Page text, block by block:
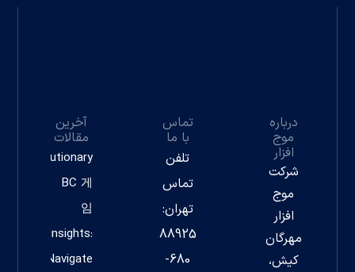
درباره
موج
افزار
شرکت
موج
افزار
مهرگان
کیش،
تماس
با ما
تلفن
تماس
تهران:
88925
680-
آخرین
مقالات
Revolutionary
BC 게
임
Insights:
Navigate